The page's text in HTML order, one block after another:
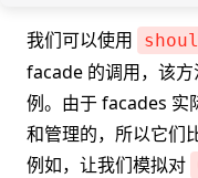
我们可以使用
facade 的调用，该
例。由于 facades 实
和管理的，所以它们
例如，让我们模拟对